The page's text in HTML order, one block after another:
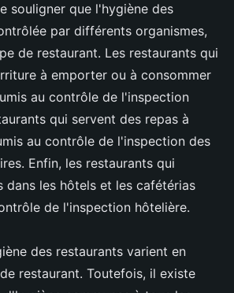
souligner que l'hygiène des
par différents organismes,
de restaurant. Les restaurants qui
à emporter ou à consommer
au contrôle de l'inspection
qui servent des repas à
au contrôle de l'inspection des
Enfin, les restaurants qui
dans les hôtels et les cafétérias
de l'inspection hôtelière.
des restaurants varient en
restaurant. Toutefois, il existe